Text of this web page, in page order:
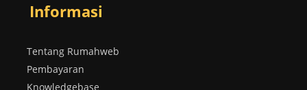
Informasi
Tentang Rumahweb
Pembayaran
Knowledgebase